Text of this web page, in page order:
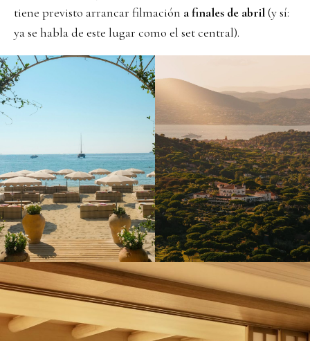
tiene previsto arrancar filmación a finales de abril(y sí:
ya se habla de este lugar como el set central).